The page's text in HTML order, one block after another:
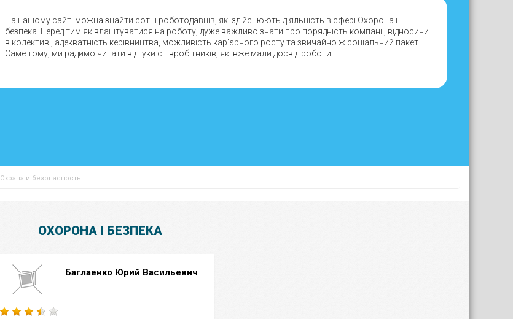
На нашому сайті можна знайти сотні роботодавців, які здійснюють діяльність в сфері Охорона і
безпека. Перед тим як влаштуватися на роботу, дуже важливо знати про порядність компанії, відносини
в колективі, адекватність керівництва, можливість кар'єрного росту та звичайно ж соціальний пакет.
Саме тому, ми радимо читати відгуки співробітників, які вже мали досвід роботи.
Охрана и безопасность
ОХОРОНА І БЕЗПЕКА
Баглаенко Юрий Васильевич